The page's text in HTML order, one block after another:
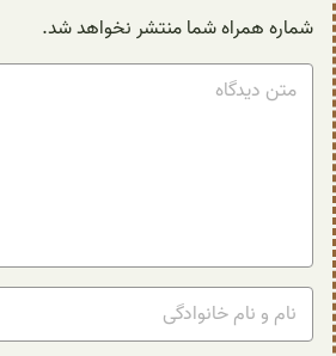
شماره همراه شما منتشر نخواهد شد.